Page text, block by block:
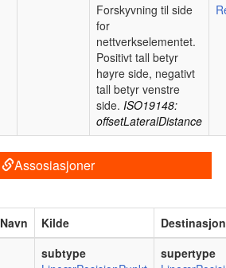
Forskyvning til side
for
nettverkselementet.
Positivt tall betyr
høyre side, negativt
tall betyr venstre
side. ISO19148:
offsetLateralDistance
Assosiasjoner
Navn Kilde
Destinasjon
subtype
supertype